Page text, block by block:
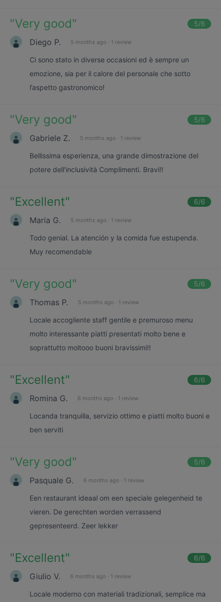
"Very good" 5/6
Diego P. 5 months ago · 1 review
Ci sono stato in diverse occasioni ed è sempre un
emozione, sia per il calore del personale che sotto
l’aspetto gastronomico!
"Very good" 5/6
Gabriele Z. 5 months ago · 1 review
Bellissima esperienza, una grande dimostrazione del
potere dell'inclusività Complimenti. Bravi!!
"Excellent" 6/6
Maria G. 5 months ago · 1 review
Todo genial. La atención y la comida fue estupenda.
Muy recomendable
"Very good" 5/6
Thomas P. 5 months ago · 1 review
Locale accogliente staff gentile e premuroso menu
molto interessante piatti presentati molto bene e
soprattutto moltooo buoni bravissimi!!
"Excellent" 6/6
Romina G. 6 months ago · 1 review
Locanda tranquilla, servizio ottimo e piatti molto buoni e
ben serviti
"Very good" 5/6
Pasquale G. 6 months ago · 1 review
Een restaurant ideaal om een speciale gelegenheid te
vieren. De gerechten worden verrassend
gepresenteerd. Zeer lekker
"Excellent" 6/6
Giulio V. 6 months ago · 1 review
Locale moderno con materiali tradizionali, semplice ma